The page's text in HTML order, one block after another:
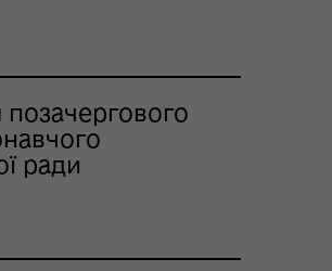
ради